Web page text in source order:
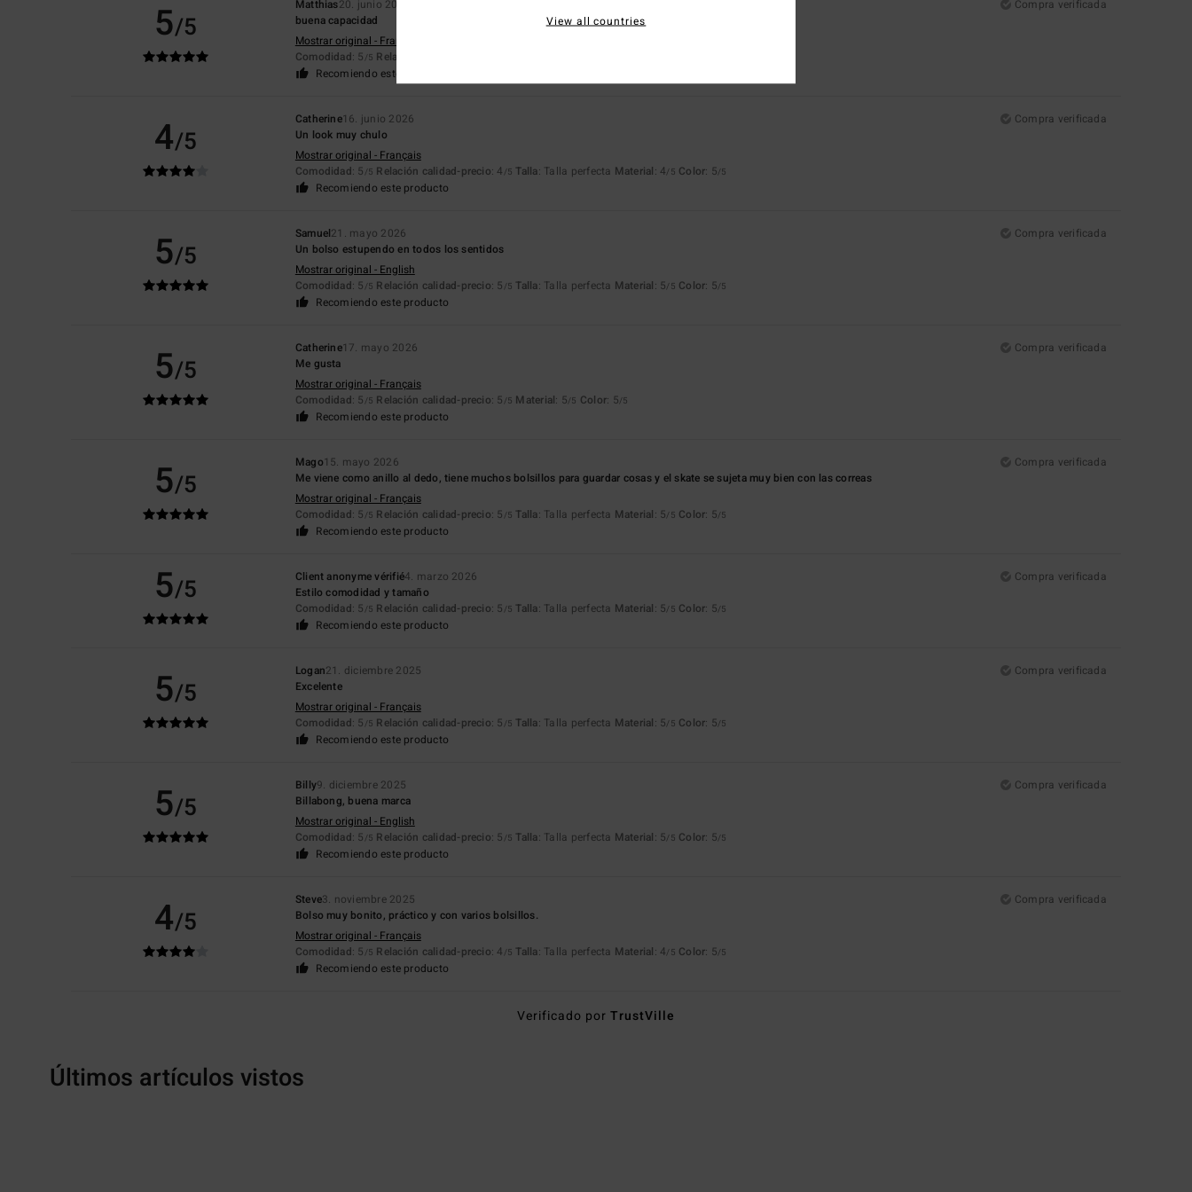
5/5
Matthias20. junio 2026
Compra verificada
buena capacidad
Mostrar original - Français
Comodidad: 5 /5 Relación calidad-precio
Recomiendo este producto
4/5
Catherine16. junio 2026
Compra verificada
Un look muy chulo
Mostrar original - Français
Comodidad: 5 /5 Relación calidad-precio: 4 /5 Talla: Talla perfecta Material: 4/5 Color: 5/5
Recomiendo este producto
5/5
Samuel21. mayo 2026
Compra verificada
Un bolso estupendo en todos los sentidos
Mostrar original - English
Comodidad: 5 /5 Relación calidad-precio: 5 /5 Talla: Talla perfecta Material: 5/5 Color: 5/5
Recomiendo este producto
5/5
Catherine17. mayo 2026
Compra verificada
Me gusta
Mostrar original - Français
Comodidad: 5 /5 Relación calidad-precio: 5 /5 Material: 5/5 Color: 5/5
Recomiendo este producto
5/5
Mago15. mayo 2026
Compra verificada
Me viene como anillo al dedo, tiene muchos bolsillos para guardar cosas y el skate se sujeta muy bien con las correas
Mostrar original - Français
Comodidad: 5 /5 Relación calidad-precio: 5 /5 Talla: Talla perfecta Material: 5/5 Color: 5/5
Recomiendo este producto
5/5 Client anonyme vérifié4. marzo 2026
Compra verificada
Estilo comodidad y tamaño
Comodidad: 5 /5 Relación calidad-precio: 5 /5 Talla: Talla perfecta Material: 5/5 Color: 5/5
Recomiendo este producto
5/5
Logan21. diciembre 2025
Compra verificada
Excelente
Mostrar original - Français
Comodidad: 5 /5 Relación calidad-precio: 5 /5 Talla: Talla perfecta Material: 5/5 Color: 5/5
Recomiendo este producto
5/5
Billy9. diciembre 2025
Compra verificada
Billabong, buena marca
Mostrar original - English
Comodidad: 5 /5 Relación calidad-precio: 5 /5 Talla: Talla perfecta Material: 5/5 Color: 5/5
Recomiendo este producto
4/5
Steve3. noviembre 2025
Compra verificada
Bolso muy bonito, práctico y con varios bolsillos.
Mostrar original - Français
Comodidad: 5 /5 Relación calidad-precio: 4 /5 Talla: Talla perfecta Material: 4/5 Color: 5/5
Recomiendo este producto
Verificado por TrustVille
Últimos artículos vistos
View all countries